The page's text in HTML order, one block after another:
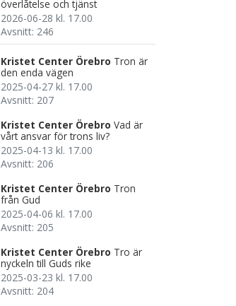
överlåtelse och tjänst
2026-06-28 kl. 17.00
Avsnitt: 246
Kristet Center Örebro Tron är
den enda vägen
2025-04-27 kl. 17.00
Avsnitt: 207
Kristet Center Örebro Vad är
vårt ansvar för trons liv?
2025-04-13 kl. 17.00
Avsnitt: 206
Kristet Center Örebro Tron
från Gud
2025-04-06 kl. 17.00
Avsnitt: 205
Kristet Center Örebro Tro är
nyckeln till Guds rike
2025-03-23 kl. 17.00
Avsnitt: 204